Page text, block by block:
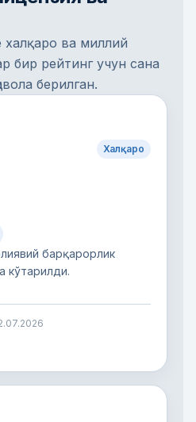
халқаро ва миллий
бир рейтинг учун сана
берилган.
Халқаро
барқарорлик
кўтарилди.